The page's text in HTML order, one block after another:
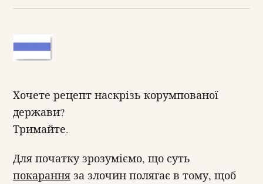
Хочете рецепт наскрізь корумпованої
держави?
Тримайте.
Для початку зрозуміємо, що суть
покарання за злочин полягає в тому, щоб